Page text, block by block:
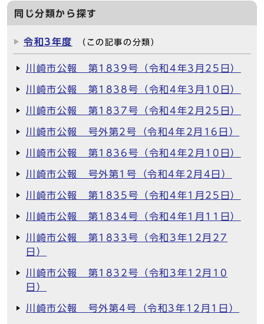
同じ分類から探す
令和3年度 （この記事の分類）
川崎市公報 第1839号（令和4年3月25日）
川崎市公報 第1838号（令和4年3月10日）
川崎市公報 第1837号（令和4年2月25日）
川崎市公報 号外第2号（令和4年2月16日）
川崎市公報 第1836号（令和4年2月10日）
川崎市公報 号外第1号（令和4年2月4日）
川崎市公報 第1835号（令和4年1月25日）
川崎市公報 第1834号（令和4年1月11日）
川崎市公報 第1833号（令和3年12月27
日）
川崎市公報 第1832号（令和3年12月10
日）
川崎市公報 号外第4号（令和3年12月1日）